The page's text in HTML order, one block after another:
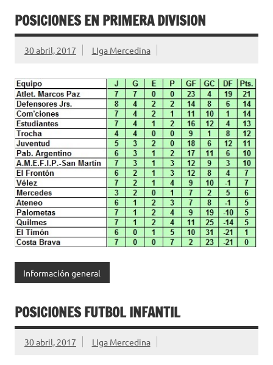
POSICIONES EN PRIMERA DIVISION
30 abril, 2017 LIga Mercedina
Información general
POSICIONES FUTBOL INFANTIL
30 abril, 2017 LIga Mercedina